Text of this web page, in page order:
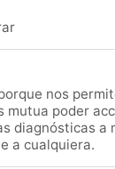
nos
mutua poder
diagnósticas a
a cualquiera.